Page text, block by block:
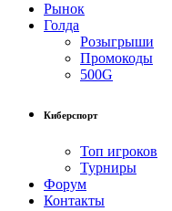
Рынок
Голда
Розыгрыши
Промокоды
500G
Киберспорт
Топ игроков
Турниры
Форум
Контакты